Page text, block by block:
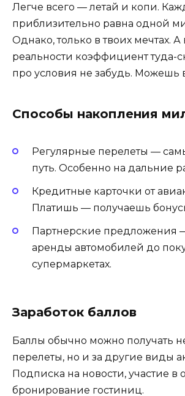
Легче всего — летай и копи.
приблизительно равна одной
Однако, только в твоих мечтах. А
реальности коэффициент туда-
про условия не забудь. Можешь
Способы накопления
Регулярные перелеты —
путь. Особенно на дальние
Кредитные карточки от
Платишь — получаешь
Партнерские предложения
аренды автомобилей до
супермаркетах.
Заработок баллов
Баллы обычно можно получать
перелеты, но и за другие виды
Подписка на новости, участие в
бронирование гостиниц.